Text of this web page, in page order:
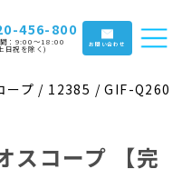
456-800
間：9:00〜18:00
日祝を除く) お問い合わせ
ープ / 12385 / GIF-Q260
スコープ
【完